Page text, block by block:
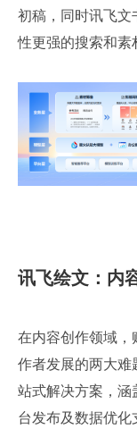
初稿，同时讯飞
性更强的搜索和素
讯飞绘文：内
在内容创作领域
作者发展的两大
站式解决方案，
台发布及数据优化